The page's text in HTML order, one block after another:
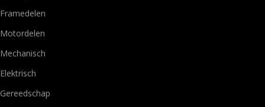
Framedelen
Motordelen
Mechanisch
Elektrisch
Gereedschap